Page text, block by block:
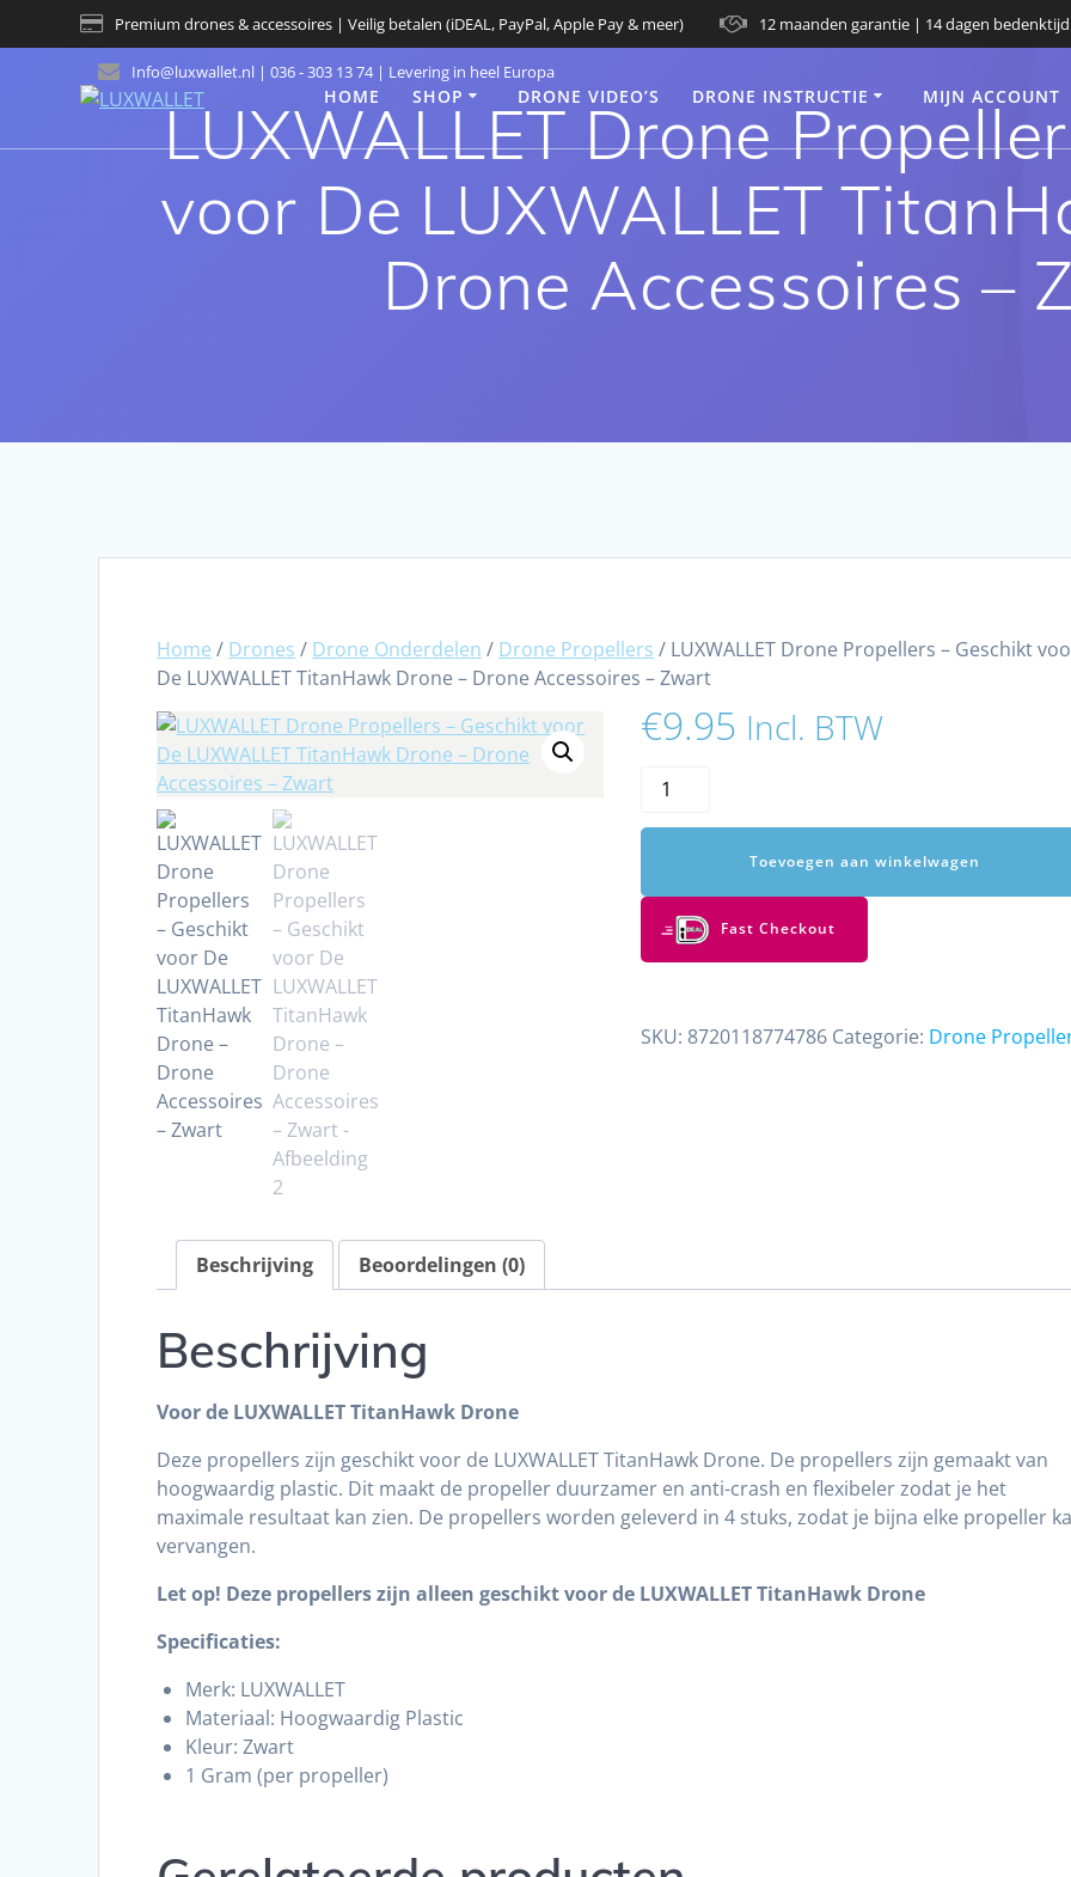
to
Premium drones & accessoires | Veilig betalen (iDEAL, PayPal, Apple Pay & meer) 12 maanden garantie | 14 dagen bedenktijd
Info@luxwallet.nl | 036 - 303 13 74 | Levering in heel Europa
HOME SHOP DRONE VIDEO’S DRONE INSTRUCTIE MIJN ACCOUNT
LUXWALLET Drone
voor De LUXWALLET
Drone Accessoires –
Home / Drones / Drone Onderdelen / Drone Propellers / LUXWALLET Drone Propellers – Geschikt
De LUXWALLET TitanHawk Drone – Drone Accessoires – Zwart
€9.95 Incl. BTW
LUXWALLET
Propellers
Geschikt
voor
De
Drone
Toevoegen aan winkelwagen
Fast Checkout
SKU: 8720118774786 Categorie: Drone
Beschrijving Beoordelingen (0)
Beschrijving
Voor de LUXWALLET TitanHawk Drone
Deze propellers zijn geschikt voor de LUXWALLET TitanHawk Drone. De propellers zijn gemaakt van
hoogwaardig plastic. Dit maakt de propeller duurzamer en anti-crash en flexibeler zodat je het
maximale resultaat kan zien. De propellers worden geleverd in 4 stuks, zodat je bijna elke propeller
vervangen.
Let op! Deze propellers zijn alleen geschikt voor de LUXWALLET TitanHawk Drone
Specificaties:
Merk: LUXWALLET
Materiaal: Hoogwaardig Plastic
Kleur: Zwart
1 Gram (per propeller)